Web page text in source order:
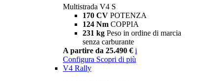
Multistrada V4 S
170 CV POTENZA
124 Nm COPPIA
231 kg Peso in ordine di marcia
senza carburante
A partire da 25.490 € i
Configura Scopri di più
V4 Rally